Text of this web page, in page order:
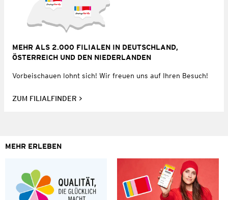
MEHR ALS 2.000 FILIALEN IN DEUTSCHLAND,
ÖSTERREICH UND DEN NIEDERLANDEN
Vorbeischauen lohnt sich! Wir freuen uns auf Ihren Besuch!
ZUM FILIALFINDER
MEHR ERLEBEN